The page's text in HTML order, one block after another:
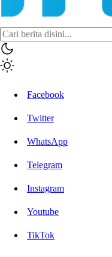
Inisiatif.co
Stay Connected Stay Informed
Facebook
Twitter
WhatsApp
Telegram
Instagram
Youtube
TikTok